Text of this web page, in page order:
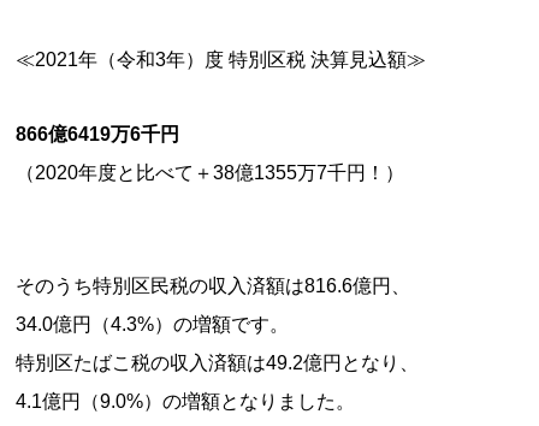
≪2021年（令和3年）度 特別区税 決算見込額≫
866億6419万6千円
（2020年度と比べて＋38億1355万7千円！）
そのうち特別区民税の収入済額は816.6億円、
34.0億円（4.3%）の増額です。
特別区たばこ税の収入済額は49.2億円となり、
4.1億円（9.0%）の増額となりました。